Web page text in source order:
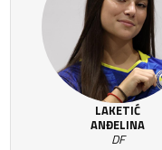
LAKETIĆ
ANĐELINA
DF